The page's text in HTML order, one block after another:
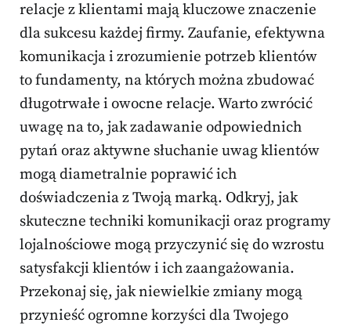
relacje z klientami mają kluczowe znaczenie
dla sukcesu każdej firmy. Zaufanie, efektywna
komunikacja i zrozumienie potrzeb klientów
to fundamenty, na których można zbudować
długotrwałe i owocne relacje. Warto zwrócić
uwagę na to, jak zadawanie odpowiednich
pytań oraz aktywne słuchanie uwag klientów
mogą diametralnie poprawić ich
doświadczenia z Twoją marką. Odkryj, jak
skuteczne techniki komunikacji oraz programy
lojalnościowe mogą przyczynić się do wzrostu
satysfakcji klientów i ich zaangażowania.
Przekonaj się, jak niewielkie zmiany mogą
przynieść ogromne korzyści dla Twojego